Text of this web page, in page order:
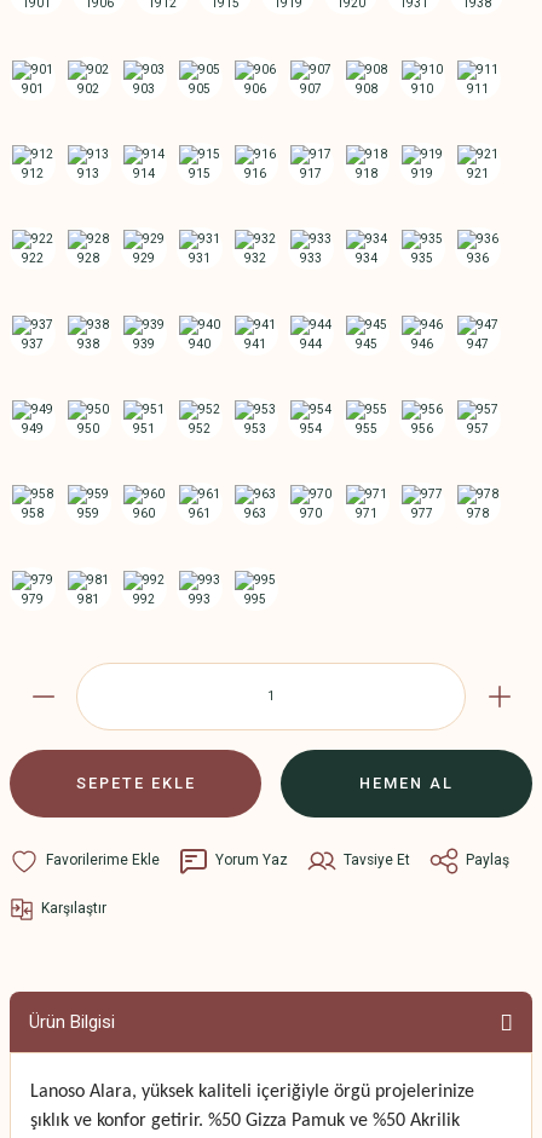
SEPETE EKLE HEMEN AL
Yorum Yaz Tavsiye Et Paylaş
Karşılaştır
Ürün Bilgisi
Lanoso Alara, yüksek kaliteli içeriğiyle örgü projelerinize
şıklık ve konfor getirir. %50 Gizza Pamuk ve %50 Akrilik